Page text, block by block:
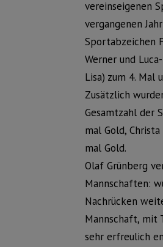
vereinseigenen
vergangenen
Sportabzeichen
Werner und
Lisa) zum 4. Mal
Zusätzlich
Gesamtzahl der
mal Gold,
mal Gold.
Olaf Grünberg
Mannschaften:
Nachrücken
Mannschaft, mit
sehr erfreulich